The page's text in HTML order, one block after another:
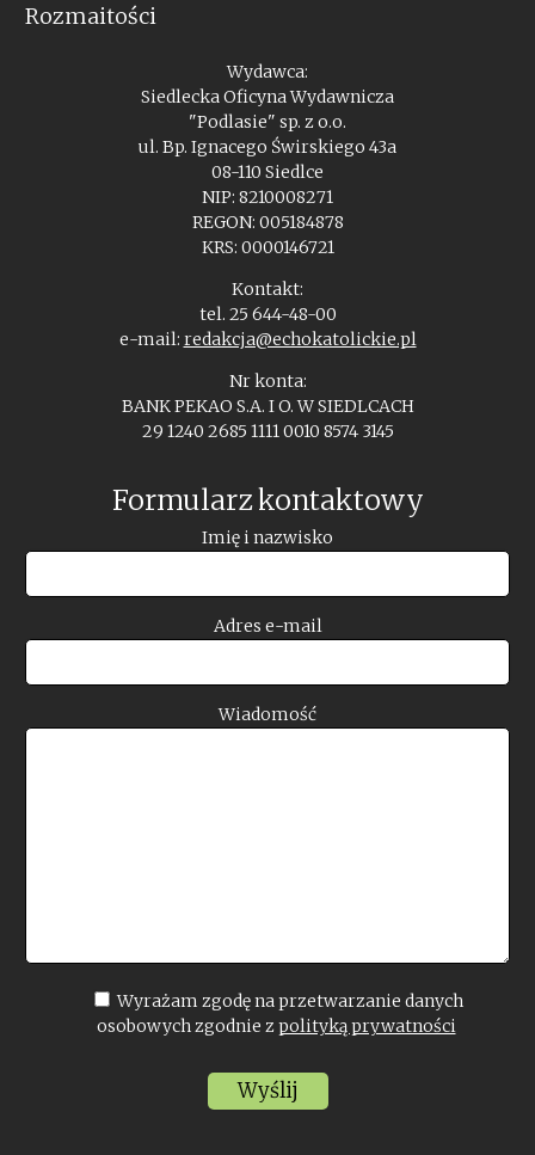
Rozmaitości
Wydawca:
Siedlecka Oficyna Wydawnicza
"Podlasie" sp. z o.o.
ul. Bp. Ignacego Świrskiego 43a
08-110 Siedlce
NIP: 8210008271
REGON: 005184878
KRS: 0000146721
Kontakt:
tel. 25 644-48-00
e-mail: redakcja@echokatolickie.pl
Nr konta:
BANK PEKAO S.A. I O. W SIEDLCACH
29 1240 2685 1111 0010 8574 3145
Formularz kontaktowy
Imię i nazwisko
Adres e-mail
Wiadomość
Wyrażam zgodę na przetwarzanie danych
osobowych zgodnie z polityką prywatności